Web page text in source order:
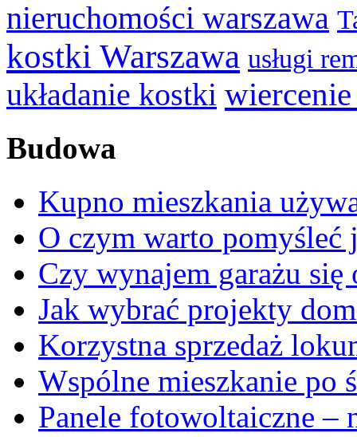
nieruchomości warszawa
kostki Warszawa usługi
układanie kostki
Budowa
Kupno mieszkania
O czym warto pomyśleć
Czy wynajem garażu się
Jak wybrać projekty
Korzystna sprzedaż
Wspólne mieszkanie po
Panele fotowoltaiczne –